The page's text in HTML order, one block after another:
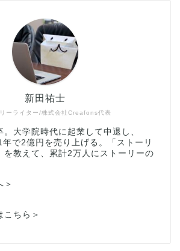
ーライター/株式会社Creafons代表
新田祐士
大学院時代に起業して中退し、
で2億円を売り上げる。「ストーリ
を教えて、累計2万人にストーリーの
＞
こちら＞